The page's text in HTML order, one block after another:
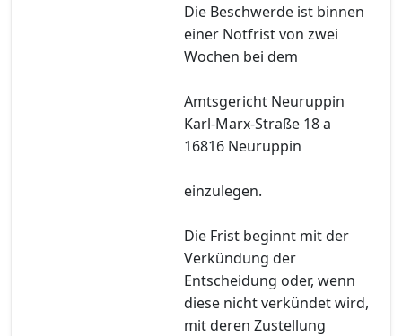
Die Beschwerde ist binnen
einer Notfrist von zwei
Wochen bei dem
Amtsgericht Neuruppin
Karl-Marx-Straße 18 a
16816 Neuruppin
einzulegen.
Die Frist beginnt mit der
Verkündung der
Entscheidung oder, wenn
diese nicht verkündet wird,
mit deren Zustellung